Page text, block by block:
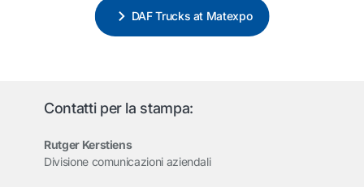
DAF Trucks at Matexpo
Contatti per la stampa:
Rutger Kerstiens
Divisione comunicazioni aziendali